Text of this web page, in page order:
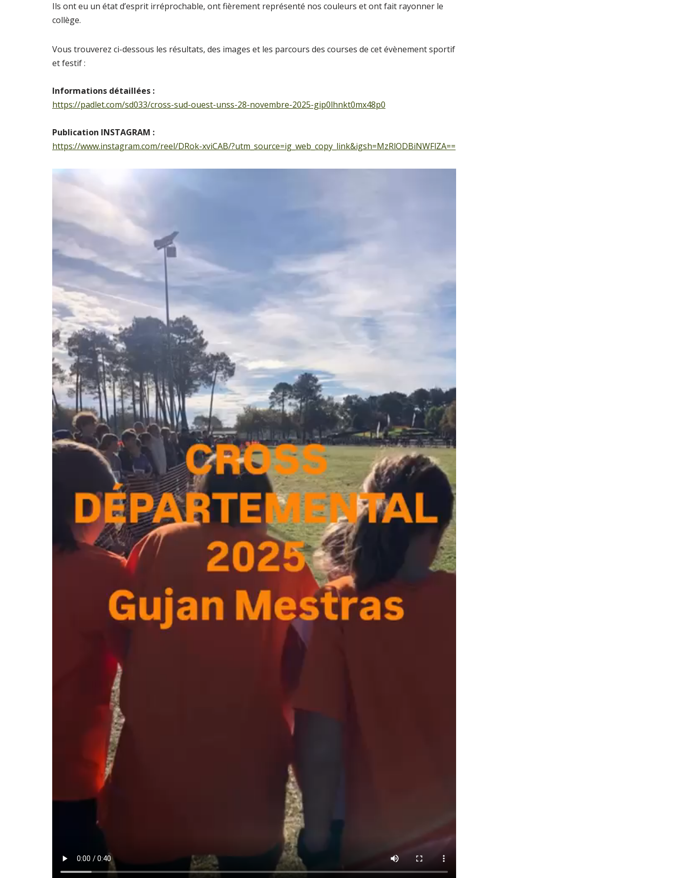
Ils ont eu un état d’esprit irréprochable, ont fièrement représenté nos couleurs et ont fait rayonner le
collège.
Vous trouverez ci-dessous les résultats, des images et les parcours des courses de cet évènement sportif
et festif :
Informations détaillées :
https://padlet.com/sd033/cross-sud-ouest-unss-28-novembre-2025-gip0lhnkt0mx48p0
Publication INSTAGRAM :
https://www.instagram.com/reel/DRok-xviCAB/?utm_source=ig_web_copy_link&igsh=MzRlODBiNWFlZA==